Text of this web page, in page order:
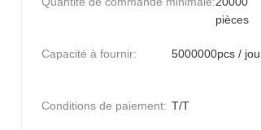
pièces
Capacité à fournir: 5000000pcs /
Conditions de paiement: T/T